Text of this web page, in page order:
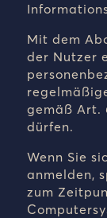
Mit dem
der Nutzer
gemäß Art.
dürfen.
Wenn Sie
anmelden,
zum